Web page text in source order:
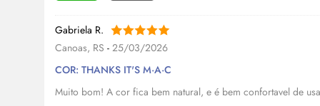
Gabriela R.
Canoas, RS - 25/03/2026
COR: THANKS IT'S M·A·C
Muito bom! A cor fica bem natural, e é bem confortavel de